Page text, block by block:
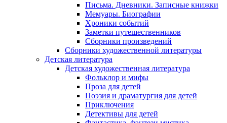
Письма. Дневники. Записные книжки
Мемуары. Биографии
Хроники событий
Заметки путешественников
Сборники произведений
Сборники художественной литературы
Детская литература
Детская художественная литература
Фольклор и мифы
Проза для детей
Поэзия и драматургия для детей
Приключения
Детективы для детей